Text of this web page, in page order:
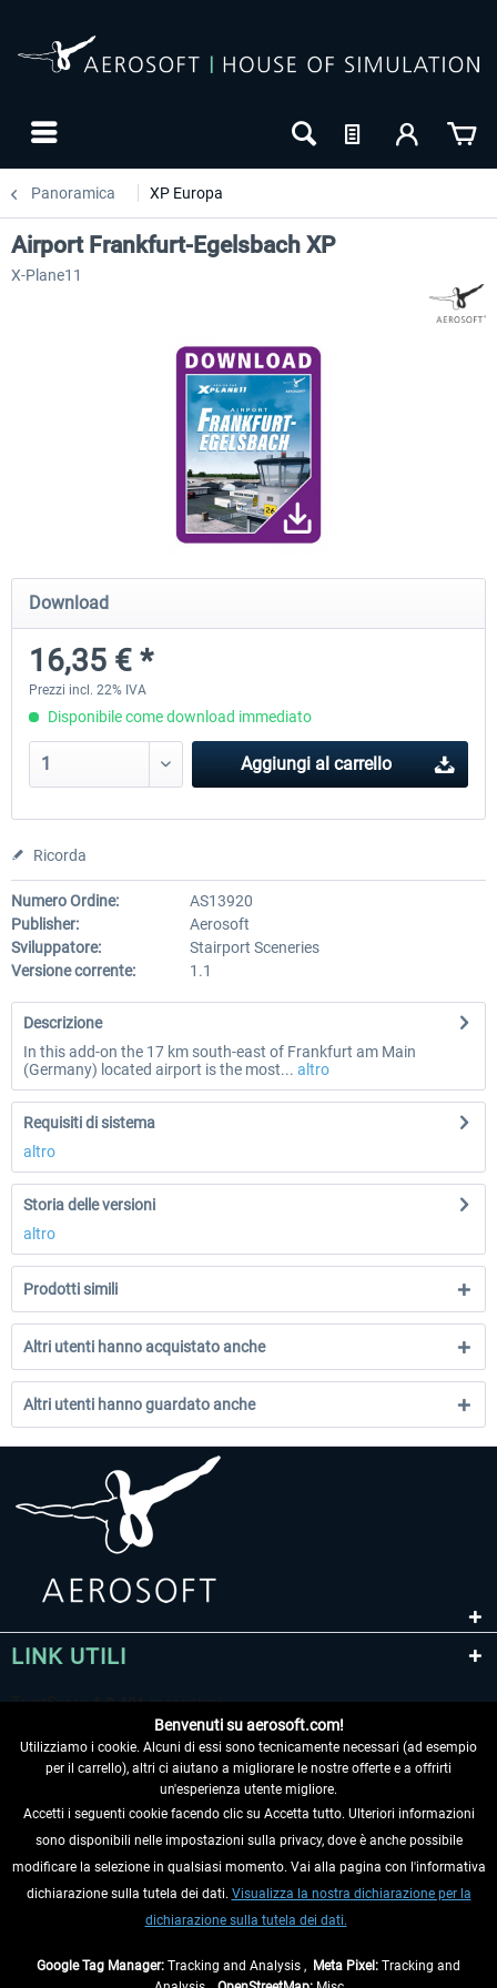
Panoramica XP Europa
Airport Berlin Brandenburg V2 XP
30,71 € *
Airport Zurich V2.0 XP
Airport Frankfurt-Egelsbach XP
X-Plane11
Download
16,35 € *
Prezzi incl. 22% IVA
Disponibile come download immediato
Aggiungi al carrello
Ricorda
Numero Ordine:
AS13920
Publisher:
Aerosoft
Sviluppatore:
Stairport Sceneries
Versione corrente:
1.1
Descrizione
In this add-on the 17 km south-east of Frankfurt am Main
(Germany) located airport is the most... altro
Requisiti di sistema
altro
Storia delle versioni
altro
Prodotti simili
Altri utenti hanno acquistato anche
Altri utenti hanno guardato anche
LINK UTILI
RECEDERE DAL CONTRATTO
INFORMAZIONI
Benvenuti su aerosoft.com!
Utilizziamo i cookie. Alcuni di essi sono tecnicamente necessari (ad esempio
per il carrello), altri ci aiutano a migliorare le nostre offerte e a offrirti
un'esperienza utente migliore.
Accetti i seguenti cookie facendo clic su Accetta tutto. Ulteriori informazioni
sono disponibili nelle impostazioni sulla privacy, dove è anche possibile
modificare la selezione in qualsiasi momento. Vai alla pagina con l'informativa
dichiarazione sulla tutela dei dati. Visualizza la nostra dichiarazione per la
dichiarazione sulla tutela dei dati.
Google Tag Manager: Tracking and Analysis , Meta Pixel: Tracking and